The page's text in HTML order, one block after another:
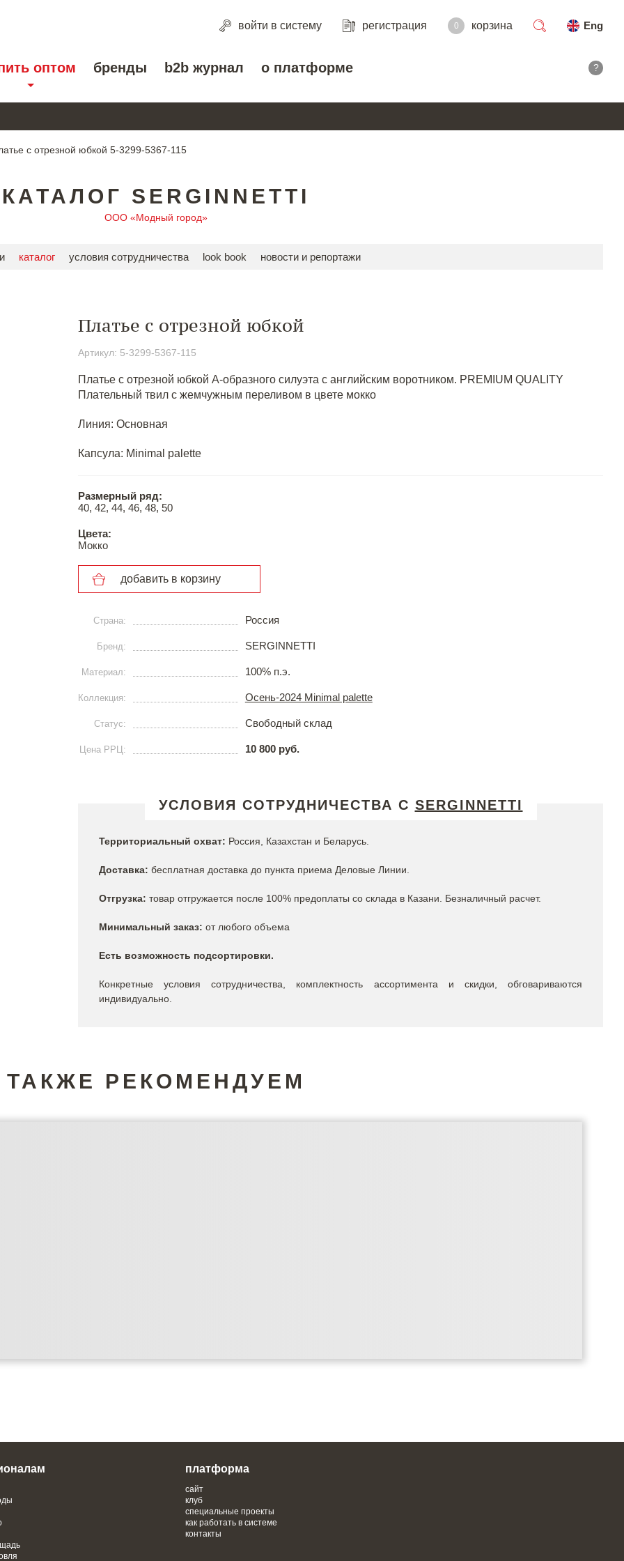
войти в систему регистрация 0 корзина
Eng
оптом бренды b2b журнал о платформе ?
с отрезной юбкой 5-3299-5367-115
КАТАЛОГ SERGINNETTI
ООО «Модный город»
каталог условия сотрудничества look book новости и репортажи
Платье с отрезной юбкой
Артикул: 5-3299-5367-115
Платье с отрезной юбкой А-образного силуэта с английским воротником. PREMIUM QUALITY
Плательный твил с жемчужным переливом в цвете мокко
Линия: Основная
Капсула: Minimal palette
Размерный ряд:
40, 42, 44, 46, 48, 50
Цвета:
Мокко
добавить в корзину
Страна: Россия
Бренд: SERGINNETTI
Материал: 100% п.э.
Коллекция: Осень-2024 Minimal palette
Статус: Свободный склад
Цена РРЦ: 10 800 руб.
УСЛОВИЯ СОТРУДНИЧЕСТВА С SERGINNETTI
Территориальный охват: Россия, Казахстан и Беларусь.
Доставка: бесплатная доставка до пункта приема Деловые Линии.
Отгрузка: товар отгружается после 100% предоплаты со склада в Казани. Безналичный расчет.
Минимальный заказ: от любого объема
Есть возможность подсортировки.
Конкретные условия сотрудничества, комплектность ассортимента и скидки, обговариваются
индивидуально.
ТАКЖЕ РЕКОМЕНДУЕМ
платформа
сайт
клуб
специальные проекты
как работать в системе
контакты